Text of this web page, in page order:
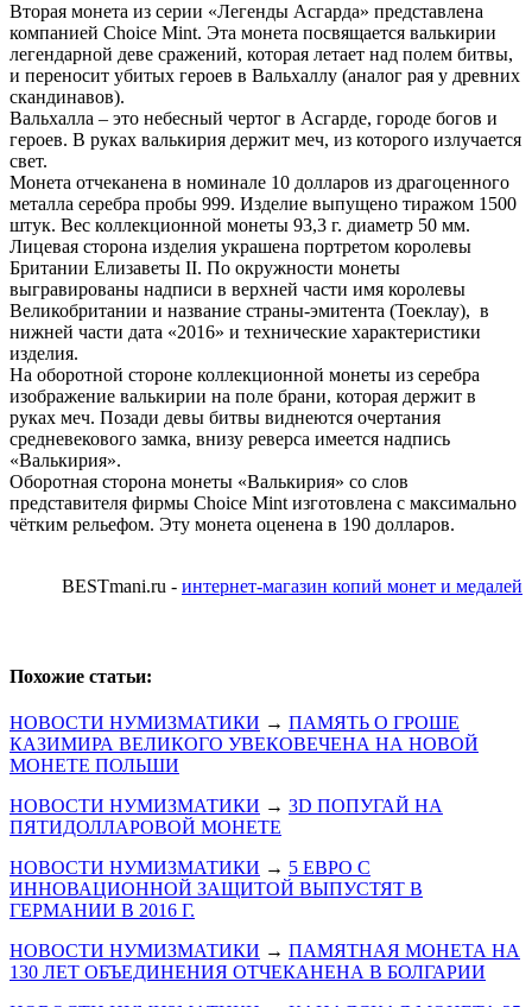
Вторая монета из серии «Легенды Асгарда» представлена
компанией Choice Mint. Эта монета посвящается валькирии
легендарной деве сражений, которая летает над полем битвы,
и переносит убитых героев в Вальхаллу (аналог рая у древних
скандинавов).
Вальхалла – это небесный чертог в Асгарде, городе богов и
героев. В руках валькирия держит меч, из которого излучается
свет.
Монета отчеканена в номинале 10 долларов из драгоценного
металла серебра пробы 999. Изделие выпущено тиражом 1500
штук. Вес коллекционной монеты 93,3 г. диаметр 50 мм.
Лицевая сторона изделия украшена портретом королевы
Британии Елизаветы II. По окружности монеты
выгравированы надписи в верхней части имя королевы
Великобритании и название страны-эмитента (Тоеклау), в
нижней части дата «2016» и технические характеристики
изделия.
На оборотной стороне коллекционной монеты из серебра
изображение валькирии на поле брани, которая держит в
руках меч. Позади девы битвы виднеются очертания
средневекового замка, внизу реверса имеется надпись
«Валькирия».
Оборотная сторона монеты «Валькирия» со слов
представителя фирмы Choice Mint изготовлена с максимально
чётким рельефом. Эту монета оценена в 190 долларов.
BESTmani.ru - интернет-магазин копий монет и медалей
Похожие статьи:
НОВОСТИ НУМИЗМАТИКИ → ПАМЯТЬ О ГРОШЕ
КАЗИМИРА ВЕЛИКОГО УВЕКОВЕЧЕНА НА НОВОЙ
МОНЕТЕ ПОЛЬШИ
НОВОСТИ НУМИЗМАТИКИ → 3D ПОПУГАЙ НА
ПЯТИДОЛЛАРОВОЙ МОНЕТЕ
НОВОСТИ НУМИЗМАТИКИ → 5 ЕВРО С
ИННОВАЦИОННОЙ ЗАЩИТОЙ ВЫПУСТЯТ В
ГЕРМАНИИ В 2016 Г.
НОВОСТИ НУМИЗМАТИКИ → ПАМЯТНАЯ МОНЕТА НА
130 ЛЕТ ОБЪЕДИНЕНИЯ ОТЧЕКАНЕНА В БОЛГАРИИ